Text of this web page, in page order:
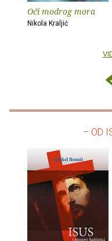
Oči modrog mora
Nikola Kraljić
– OD